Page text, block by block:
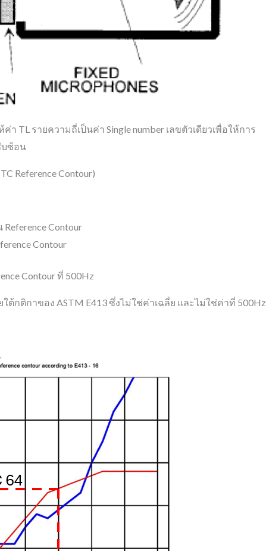
TL รายความถี่เป็นค่า Single number เลขตัวเดียวเพื่อให้การ
บซ้อน
Reference Contour)
Contour
Contour
Contour ที่ 500Hz
ต้กติกาของ ASTM E413 ซึ่งไม่ใช่ค่าเฉลี่ย และไม่ใช่ค่าที่ 500Hz